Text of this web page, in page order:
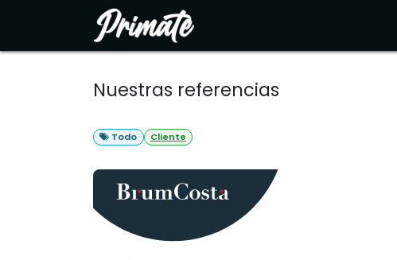
Nuestras referencias
Todo Cliente